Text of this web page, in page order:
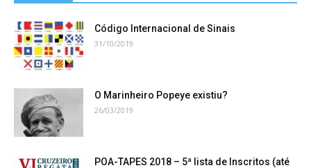
Código Internacional de Sinais
31/10/2019
O Marinheiro Popeye existiu?
26/03/2019
POA-TAPES 2018 – 5ª lista de Inscritos (até